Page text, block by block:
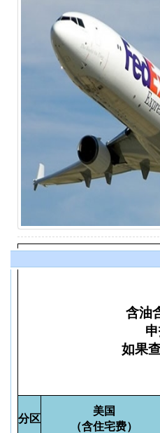
含油
如果
分区
美国
（含住宅费）